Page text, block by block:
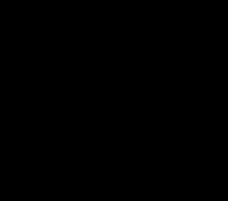
anlamak, şirket içi mobiliteyi
alana odaklanarak kuruluşların yeni işe